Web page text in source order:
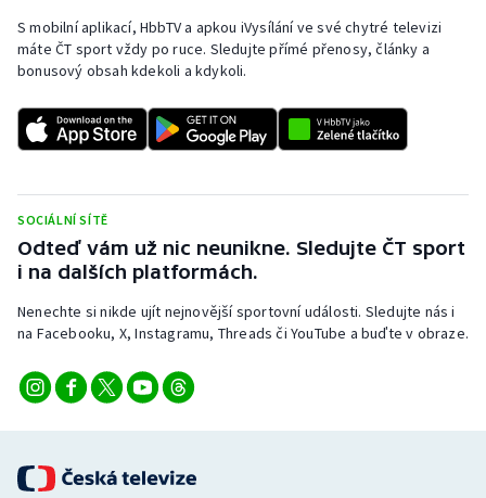
Ragby
Rychlobruslení
Rychlostní kanoistika
Sportovní střelba
Stolní tenis
Triatlon
Veslování
Vodní slalom
Volejbal
S mobilní aplikací, HbbTV a apkou iVysílání ve své chytré televizi
máte ČT sport vždy po ruce. Sledujte přímé přenosy, články a
bonusový obsah kdekoli a kdykoli.
SOCIÁLNÍ SÍTĚ
Odteď vám už nic neunikne. Sledujte ČT sport
i na dalších platformách.
Nenechte si nikde ujít nejnovější sportovní události. Sledujte nás i
na Facebooku, X, Instagramu, Threads či YouTube a buďte v obraze.